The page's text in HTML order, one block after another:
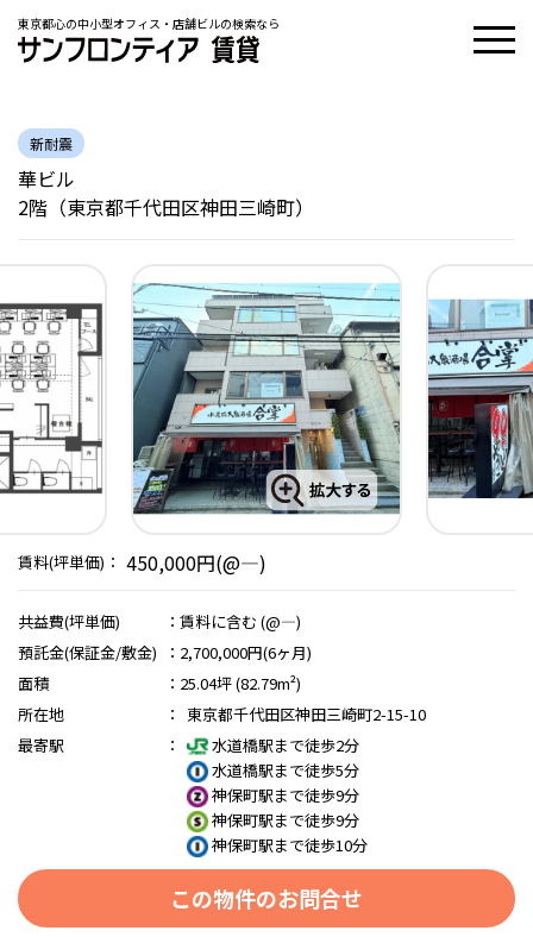
東京都心の中小型オフィス・店舗ビルの検索なら
新耐震
華ビル
2階（東京都千代田区神田三崎町）
賃料(坪単価)： 450,000円(@―)
共益費(坪単価) ： 賃料に含む (@―)
預託金(保証金/敷金)
： 2,700,000円(6ヶ月)
面積
： 25.04坪 (82.79m²)
所在地
：
東京都千代田区神田三崎町2-15-10
最寄駅
：
水道橋駅まで徒歩2分
水道橋駅まで徒歩5分
神保町駅まで徒歩9分
神保町駅まで徒歩9分
神保町駅まで徒歩10分
この物件のお問合せ